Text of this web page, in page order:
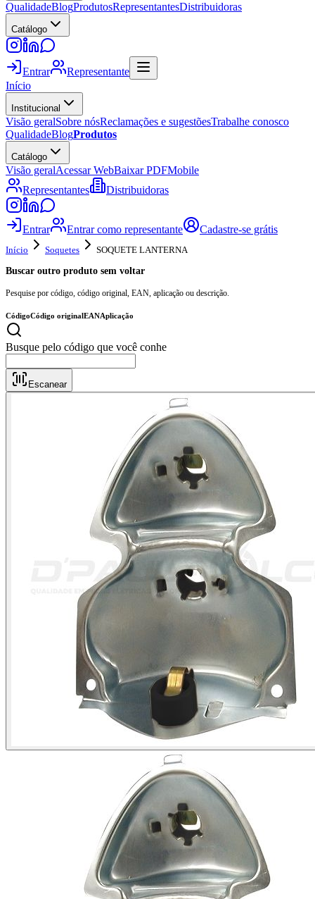
QualidadeBlogProdutosRepresentantesDistribuidoras
Catálogo
Entrar
Representante
Início
Institucional
Visão geralSobre nósReclamações e sugestõesTrabalhe conosco
QualidadeBlogProdutos
Catálogo
Visão geralAcessar WebBaixar PDFMobile
Representantes
Distribuidoras
Entrar Entrar como representante Cadastre-se grátis
Início Soquetes
SOQUETE LANTERNA
Buscar outro produto sem voltar
Pesquise por código, código original, EAN, aplicação ou descrição.
CódigoCódigo originalEANAplicação
Busque pel
Escanear